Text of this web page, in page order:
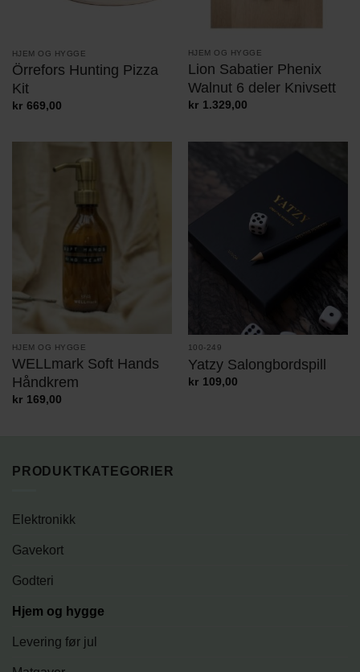
HJEM OG HYGGE
Örrefors Hunting Pizza
Kit
kr 669,00
HJEM OG HYGGE
Lion Sabatier Phenix
Walnut 6 deler Knivsett
kr 1.329,00
HJEM OG HYGGE
WELLmark Soft Hands
Håndkrem
kr 169,00
100-249
Yatzy Salongbordspill
kr 109,00
PRODUKTKATEGORIER
Elektronikk
Gavekort
Godteri
Hjem og hygge
Levering før jul